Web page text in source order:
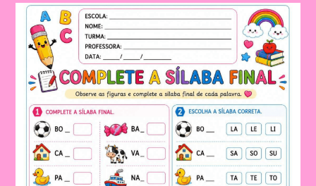
SÍLABAS
PARA
TRABALHAR
DE
FORMA
LÚDICA
NA
EDUCAÇÃO
INFANTIL